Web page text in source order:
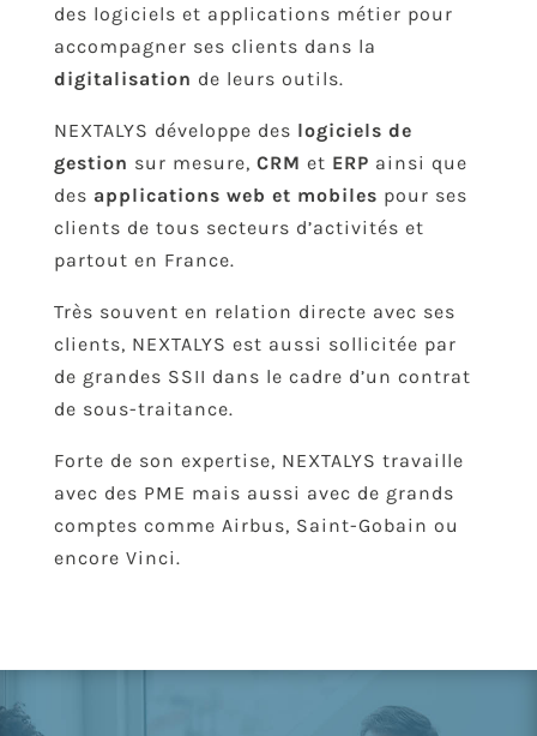
des logiciels et applications métier pour
accompagner ses clients dans la
digitalisation de leurs outils.
NEXTALYS développe des logiciels de
gestion sur mesure, CRM et ERP ainsi que
des applications web et mobiles pour ses
clients de tous secteurs d’activités et
partout en France.
Très souvent en relation directe avec ses
clients, NEXTALYS est aussi sollicitée par
de grandes SSII dans le cadre d’un contrat
de sous-traitance.
Forte de son expertise, NEXTALYS travaille
avec des PME mais aussi avec de grands
comptes comme Airbus, Saint-Gobain ou
encore Vinci.